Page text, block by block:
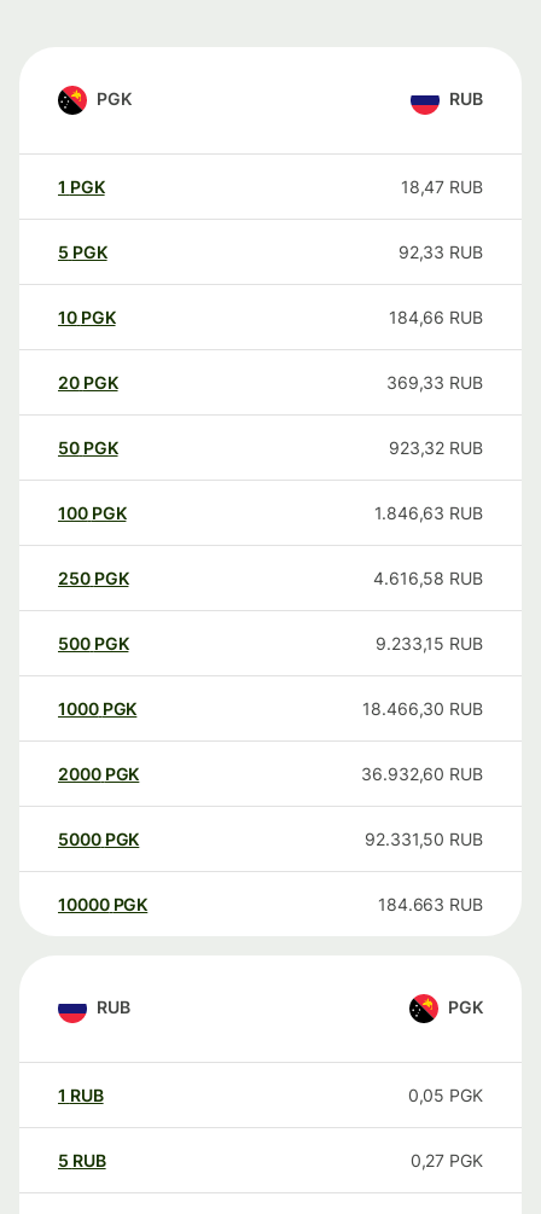
PGK RUB
1 PGK 18,47 RUB
5 PGK 92,33 RUB
10 PGK 184,66 RUB
20 PGK 369,33 RUB
50 PGK 923,32 RUB
100 PGK 1.846,63 RUB
250 PGK 4.616,58 RUB
500 PGK 9.233,15 RUB
1000 PGK 18.466,30 RUB
2000 PGK 36.932,60 RUB
5000 PGK 92.331,50 RUB
10000 PGK 184.663 RUB
RUB PGK
1 RUB 0,05 PGK
5 RUB 0,27 PGK